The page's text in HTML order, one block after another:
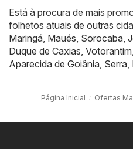
Está à procura de mais
folhetos atuais de outras
Maringá Maués Sorocaba
Duque de Caxias Votorantim
Aparecida de Goiânia Serra
Página Inicial Ofertas